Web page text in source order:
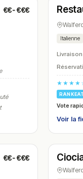
€€-€€€ N° 8
Italienne
Livraison
RANKEAT
Vote
Voir la
€€-€€€ N° 11
Fermé